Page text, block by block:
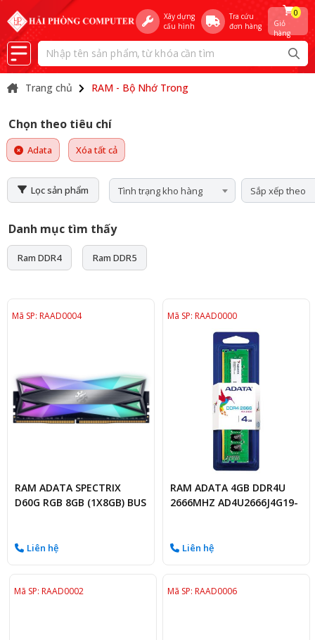
Xây dựng
cấu hình
Tra cứu
đơn hàng
Giỏ
hàng
0
Trang chủ RAM - Bộ Nhớ Trong
Chọn theo tiêu chí
Adata Xóa tất cả
Lọc sản phẩm Tình trạng kho hàng Sắp xếp theo
Danh mục tìm thấy
Ram DDR4 Ram DDR5
Mã SP: RAAD0004
RAM ADATA SPECTRIX
D60G RGB 8GB (1X8GB) BUS
Liên hệ
Mã SP: RAAD0000
RAM ADATA 4GB DDR4U
2666MHZ AD4U2666J4G19-
Liên hệ
Mã SP: RAAD0002 Mã SP: RAAD0006